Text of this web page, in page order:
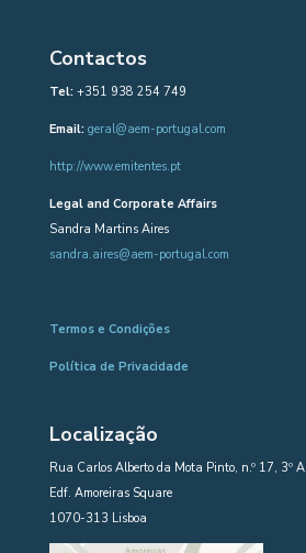
Contactos
Tel:+351 938 254 749
Email: geral@aem-portugal.com
http://www.emitentes.pt
Legal and Corporate Affairs
Sandra Martins Aires
sandra.aires@aem-portugal.com
Termos e Condições
Política de Privacidade
Localização
Rua Carlos Alberto da Mota Pinto, n.º 17, 3º A
Edf. Amoreiras Square
1070-313 Lisboa